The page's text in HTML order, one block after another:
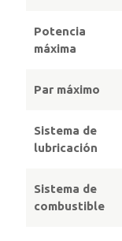
Potencia
máxima
Par máximo
Sistema de
lubricación
Sistema de
combustible